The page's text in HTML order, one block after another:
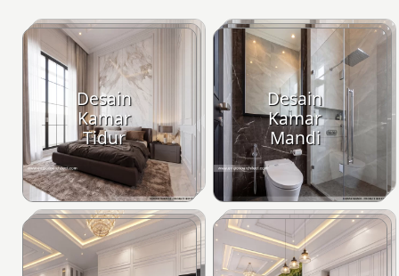
Desain
Kamar
Tidur
Desain
Kamar
Mandi